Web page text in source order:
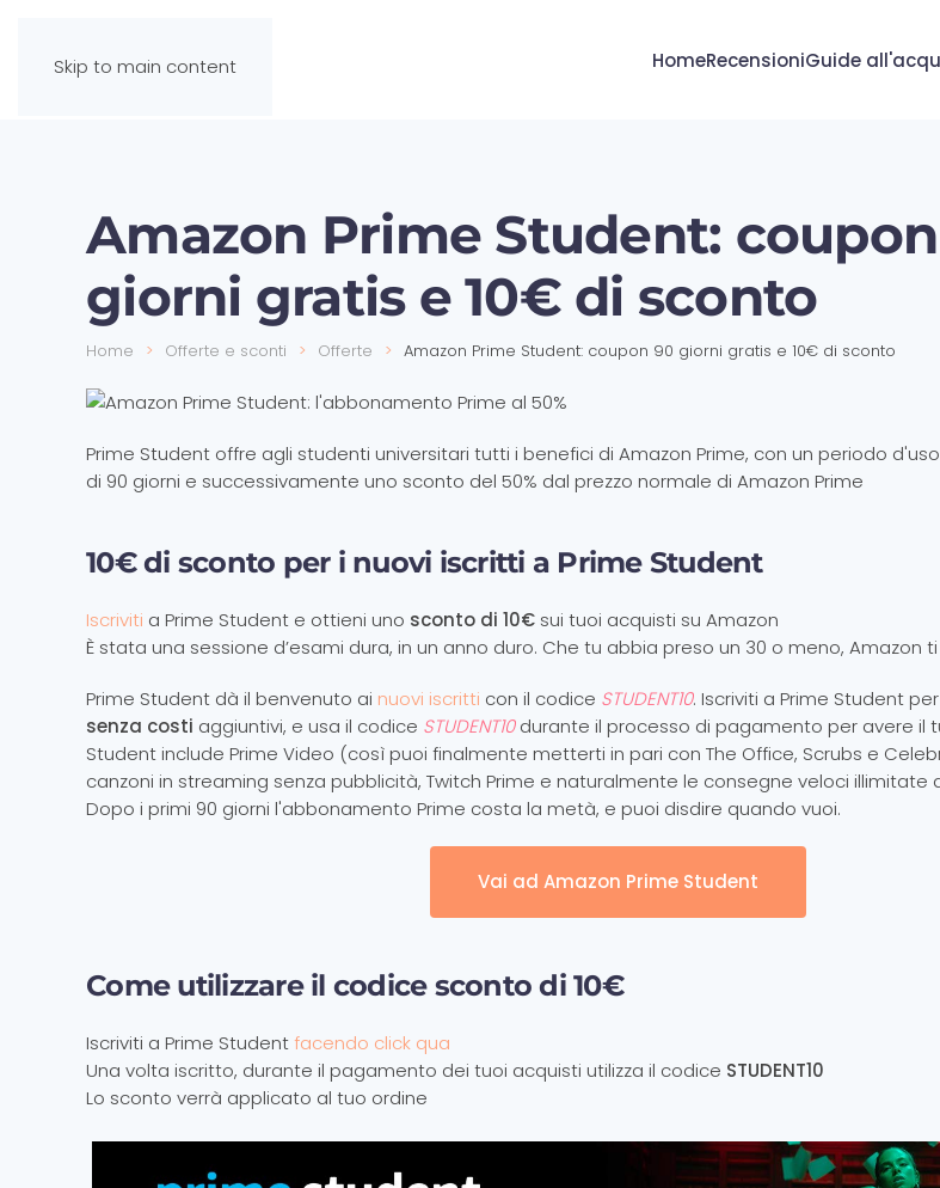
Skip to main content HomeRecensioniGuide
Amazon Prime Student:
giorni gratis e 10€ di sconto
Home Offerte e sconti Offerte Amazon Prime Student: coupon 90 giorni gratis e 10€ di sconto
Prime Student offre agli studenti universitari tutti i benefici di Amazon Prime, con un periodo
di 90 giorni e successivamente uno sconto del 50% dal prezzo normale di Amazon Prime
10€ di sconto per i nuovi iscritti a Prime Student
Iscriviti a Prime Student e ottieni uno sconto di 10€ sui tuoi acquisti su Amazon
È stata una sessione d’esami dura, in un anno duro. Che tu abbia preso un 30 o meno, Amazon ti
Prime Student dà il benvenuto ai nuovi iscritti con il codice STUDENT10. Iscriviti a Prime Student
senza costi aggiuntivi, e usa il codice STUDENT10durante il processo di pagamento per avere il
Student include Prime Video (così puoi finalmente metterti in pari con The Office, Scrubs e
canzoni in streaming senza pubblicità, Twitch Prime e naturalmente le consegne veloci illimitate
Dopo i primi 90 giorni l'abbonamento Prime costa la metà, e puoi disdire quando vuoi.
Vai ad Amazon Prime Student
Come utilizzare il codice sconto di 10€
Iscriviti a Prime Studentfacendo click qua
Una volta iscritto, durante il pagamento dei tuoi acquisti utilizza il codice STUDENT10
Lo sconto verrà applicato al tuo ordine